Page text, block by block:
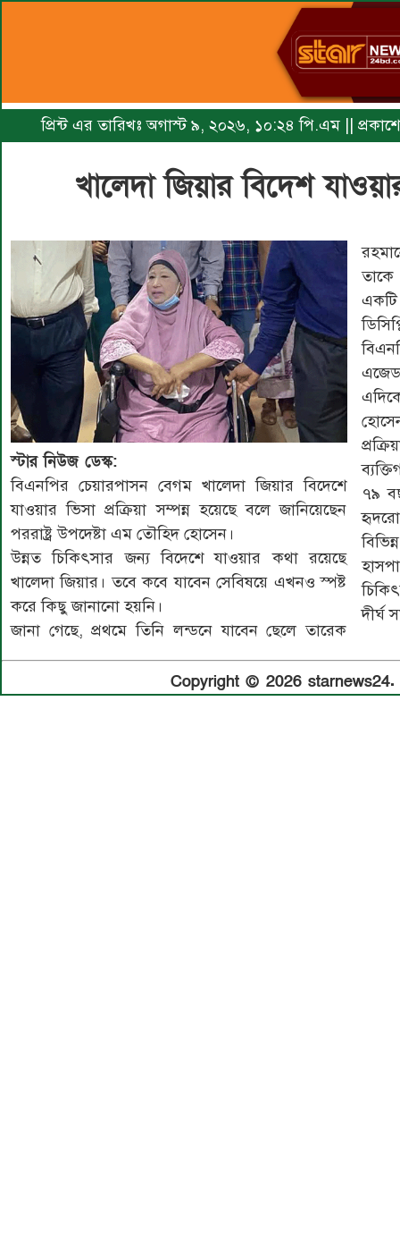
প্রিন্ট এর তারিখঃ অগাস্ট ৯, ২০২৬, ১০:২৪ পি.এম ||
খালেদা জিয়ার বিদেশ
স্টার নিউজ ডেস্ক:
বিএনপির চেয়ারপাসন বেগম খালেদা জিয়ার বিদেশে
যাওয়ার ভিসা প্রক্রিয়া সম্পন্ন হয়েছে বলে জানিয়েছেন
পররাষ্ট্র উপদেষ্টা এম তৌহিদ হোসেন।
উন্নত চিকিৎসার জন্য বিদেশে যাওয়ার কথা রয়েছে
খালেদা জিয়ার। তবে কবে যাবেন সেবিষয়ে এখনও স্পষ্ট
করে কিছু জানানো হয়নি।
জানা গেছে, প্রথমে তিনি লন্ডনে যাবেন ছেলে তারেক
তাকে
৭৯
দীর্ঘ
Copyright © 2026